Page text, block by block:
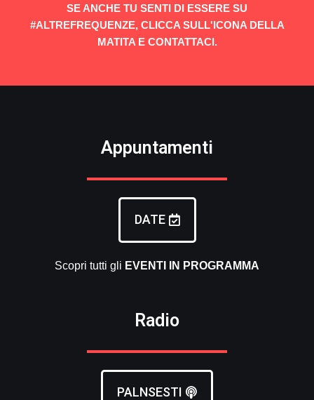
SE ANCHE TU SENTI DI ESSERE SU
#ALTREFREQUENZE, CLICCA SULL'ICONA DELLA
MATITA E CONTATTACI.
Appuntamenti
DATE
Scopri tutti gli EVENTI IN PROGRAMMA
Radio
PALNSESTI